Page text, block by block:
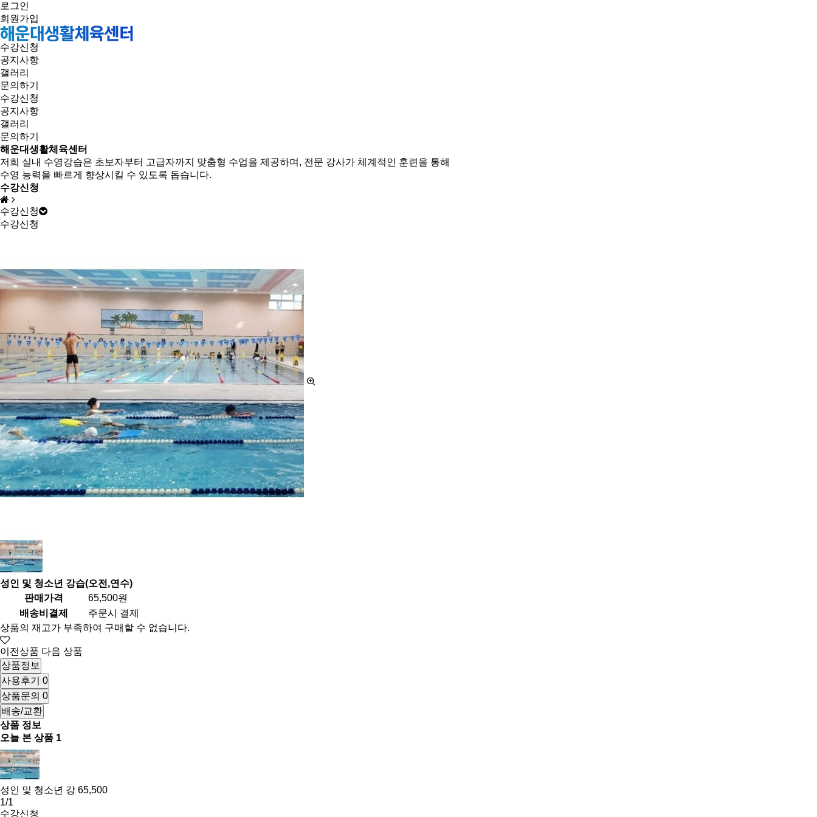
로그인
회원가입
수강신청
공지사항
갤러리
문의하기
수강신청
공지사항
갤러리
문의하기
해운대생활체육센터
저희 실내 수영강습은 초보자부터 고급자까지 맞춤형 수업을 제공하며, 전문 강사가 체계적인 훈련을 통해
수영 능력을 빠르게 향상시킬 수 있도록 돕습니다.
수강신청
수강신청
수강신청
성인 및 청소년 강습(오전,연수)
판매가격
65,500원
배송비결제
주문시 결제
상품의 재고가 부족하여 구매할 수 없습니다.
이전상품 다음 상품
상품정보
사용후기 0
상품문의 0
배송/교환
상품 정보
오늘 본 상품 1
성인 및 청소년 강 65,500
1/1
수강신청